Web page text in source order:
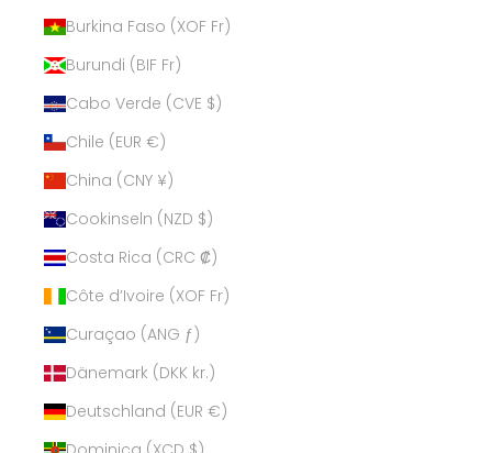
Burkina Faso (XOF Fr)
Burundi (BIF Fr)
Cabo Verde (CVE $)
Chile (EUR €)
China (CNY ¥)
Cookinseln (NZD $)
Costa Rica (CRC ₡)
Côte d’Ivoire (XOF Fr)
Curaçao (ANG ƒ)
Dänemark (DKK kr.)
Deutschland (EUR €)